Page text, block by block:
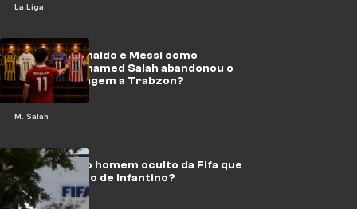
La Liga
M. Salah
Cristiano Ronaldo e Messi como
exemplo: Mohamed Salah abandonou o
futebol na viagem a Trabzon?
Nº 3: quem é o homem oculto da Fifa que
abalou o trono de Infantino?